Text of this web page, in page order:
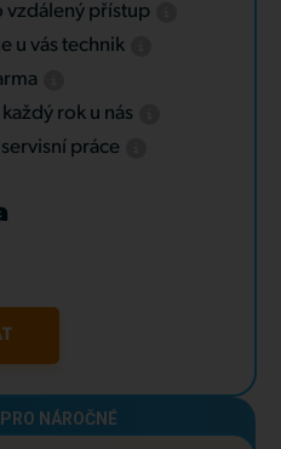
vzdálený přístup
u vás technik
každý rok u nás
práce